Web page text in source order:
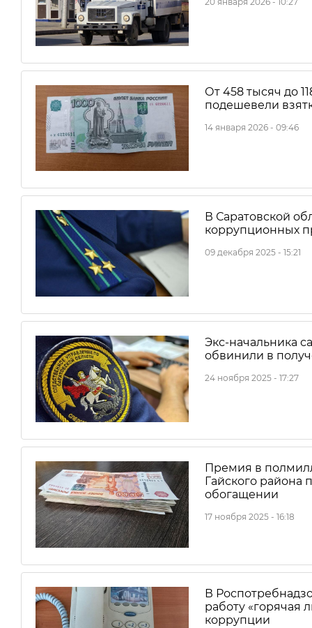
От 458 тысяч до
подешевели
14 января 2026 - 09:46
В Саратовской
коррупционных
09 декабря 2025 - 15:21
Экс-начальника
обвинили в
24 ноября 2025 - 17:27
Премия в
Гайского района
обогащении
17 ноября 2025 - 16:18
В
работу «горячая
коррупции